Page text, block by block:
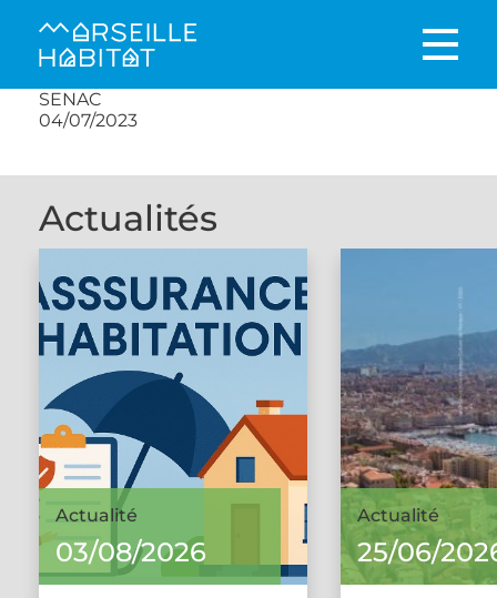
SENAC
04/07/2023
Actualités
Actualité
03/08/2026
Actualité
25/06/